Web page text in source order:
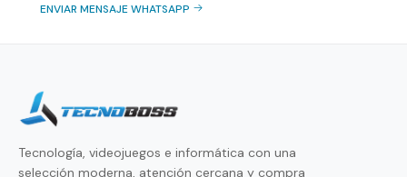
ENVIAR MENSAJE WHATSAPP
Tecnología, videojuegos e informática con una
selección moderna, atención cercana y compra